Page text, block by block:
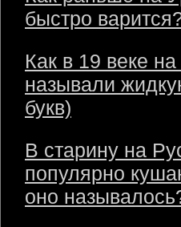
быстро
Как в 19 веке
называли
букв)
В старину на
популярно
оно